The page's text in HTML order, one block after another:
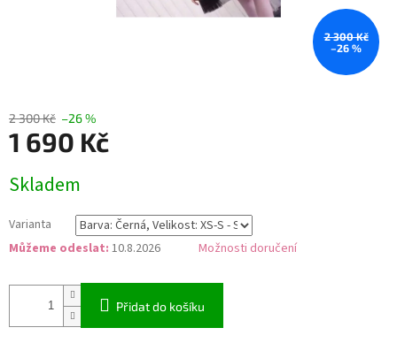
2 300 Kč
–26 %
2 300 Kč –26 %
1 690 Kč
cena:
Skladem
Varianta
Můžeme odeslat: 10.8.2026 Možnosti doručení
Přidat do košíku